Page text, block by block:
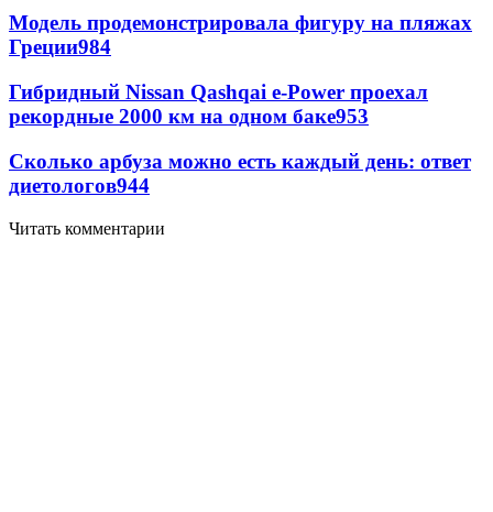
Модель продемонстрировала фигуру на пляжах
Греции984
Гибридный Nissan Qashqai e-Power проехал
рекордные 2000 км на одном баке953
Сколько арбуза можно есть каждый день: ответ
диетологов944
Читать комментарии